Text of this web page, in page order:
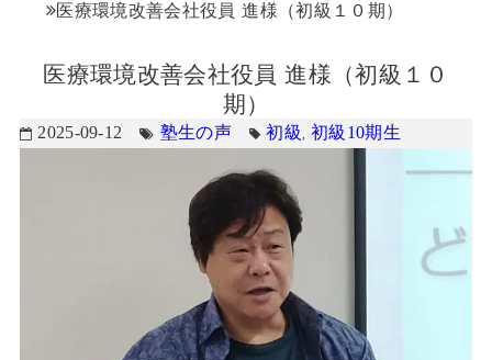
医療環境改善会社役員 進様（初級１０期）
医療環境改善会社役員 進様（初級１０
期）
2025-09-12 塾生の声 初級,初級10期生